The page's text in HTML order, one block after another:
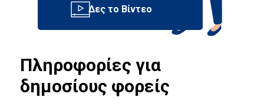
Πληροφορίες για
δημοσίους φορείς